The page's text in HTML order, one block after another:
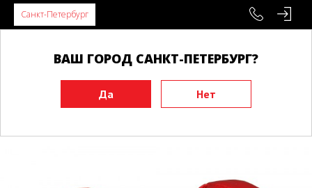
Санкт-Петербург
ВАШ ГОРОД САНКТ-ПЕТЕРБУРГ?
Экипировка
Защита рук
Перчатки для каратэ